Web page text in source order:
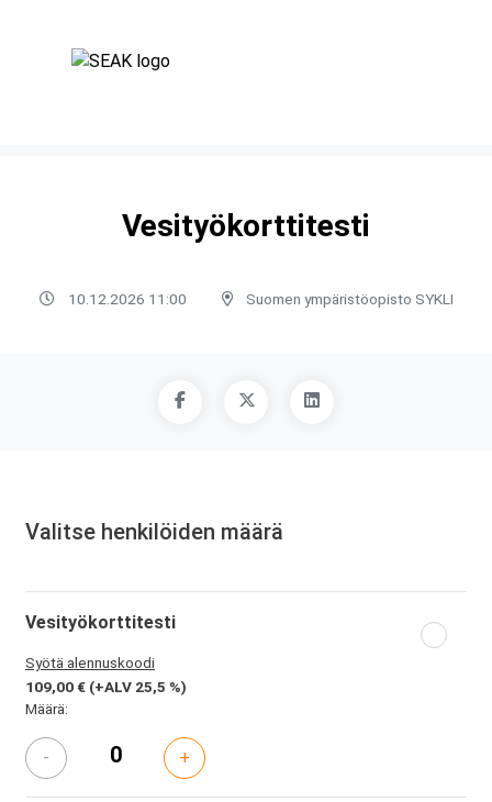
Vesityökorttitesti
10.12.2026 11:00 Suomen ympäristöopisto SYKLI
Valitse henkilöiden määrä
Vesityökorttitesti
Syötä alennuskoodi
109,00 € (+ALV 25,5 %)
Määrä:
- +